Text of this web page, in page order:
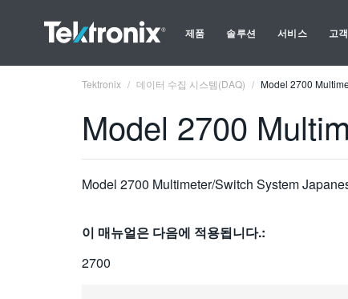
제품 솔루션 서비스 고
Tektronix 데이터 수집 시스템(DAQ) Model 2700
Model 2700
Model 2700 Multimeter/Switch System
이 매뉴얼은 다음에 적용됩니다.:
2700